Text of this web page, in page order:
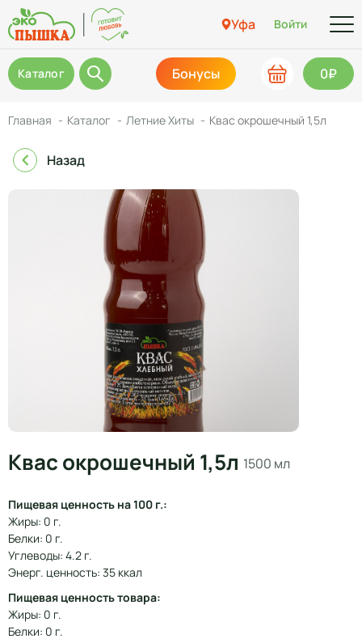
Уфа Войти
Каталог Бонусы 0₽
Главная Каталог Летние Хиты Квас окрошечный 1,5л
Назад
Квас окрошечный 1,5л 1500 мл
Пищевая ценность на 100 г.:
Жиры: 0 г.
Белки: 0 г.
Углеводы: 4.2 г.
Энерг. ценность: 35 ккал
Пищевая ценность товара:
Жиры: 0 г.
Белки: 0 г.